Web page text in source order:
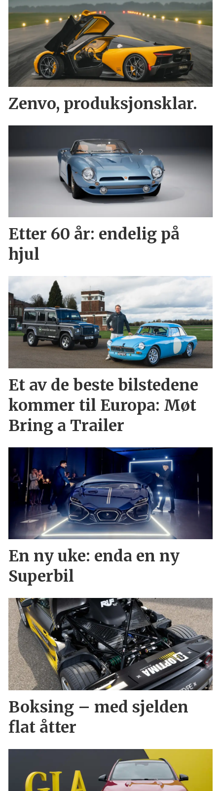
Zenvo, produksjonsklar.
Etter 60 år: endelig på
hjul
Et av de beste bilstedene
kommer til Europa: Møt
Bring a Trailer
En ny uke: enda en ny
Superbil
Boksing – med sjelden
flat åtter